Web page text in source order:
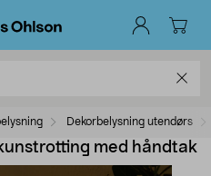
Dekorbelysning utendørs
med håndtak